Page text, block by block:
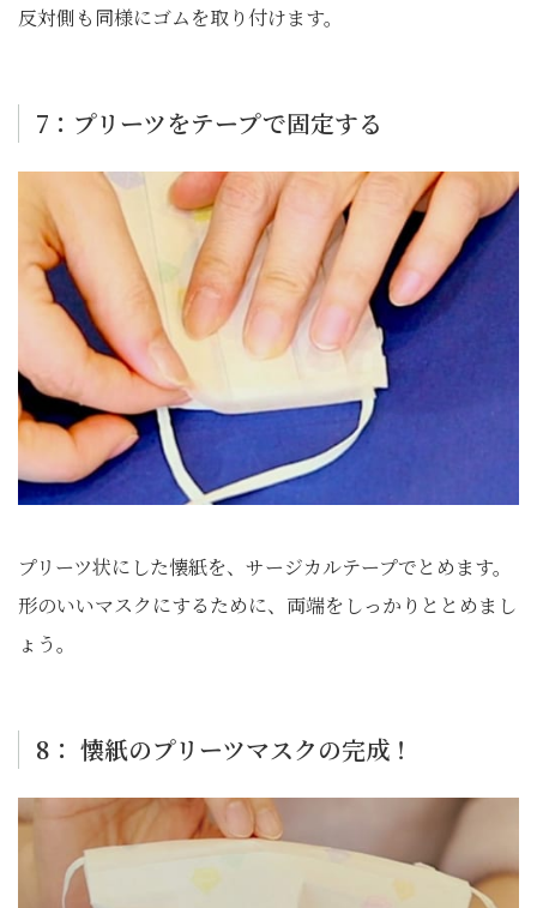
反対側も同様にゴムを取り付けます。
7：プリーツをテープで固定する
プリーツ状にした懐紙を、サージカルテープでとめます。
形のいいマスクにするために、両端をしっかりととめまし
ょう。
8： 懐紙のプリーツマスクの完成！